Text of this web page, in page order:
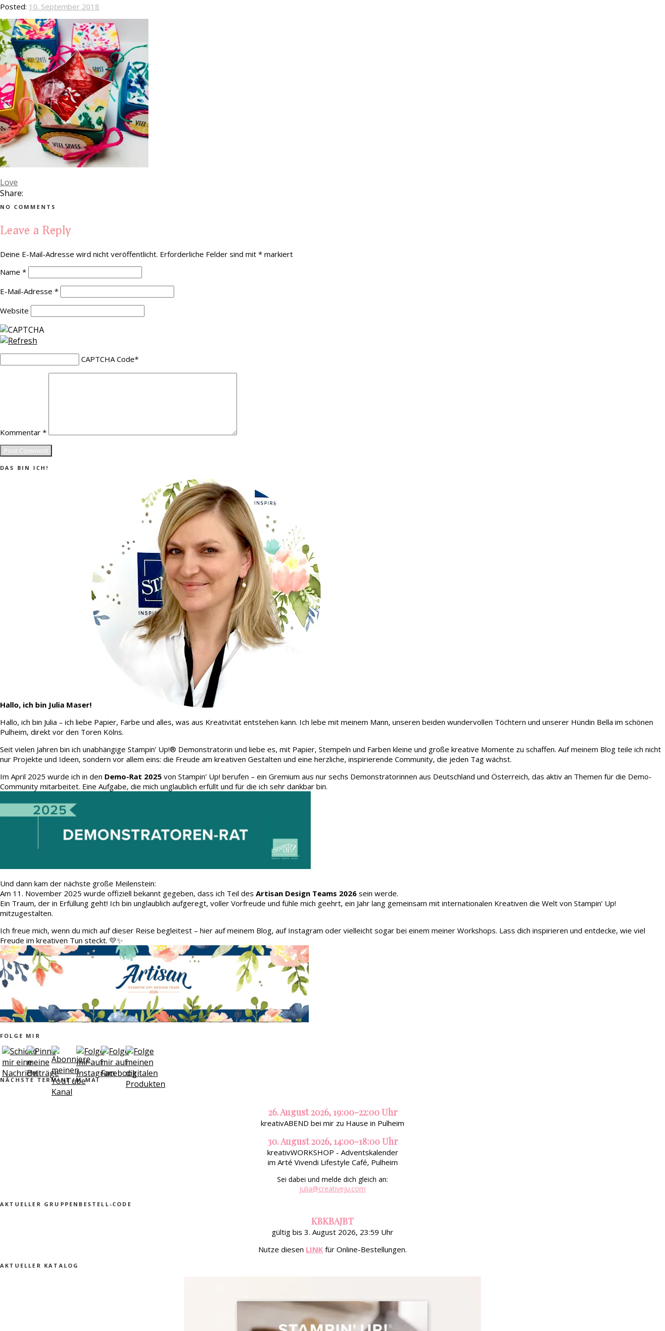
Posted: 10. September 2018
Love
Share:
NO COMMENTS
Leave a Reply
Deine E-Mail-Adresse wird nicht veröffentlicht. Erforderliche Felder sind mit * markiert
Name *
E-Mail-Adresse *
Website
CAPTCHA Code*
Kommentar *
DAS BIN ICH!
Hallo, ich bin Julia Maser!
Hallo, ich bin Julia – ich liebe Papier, Farbe und alles, was aus Kreativität entstehen kann. Ich lebe mit meinem Mann, unseren beiden wundervollen Töchtern und unserer Hündin Bella im schönen
Pulheim, direkt vor den Toren Kölns.
Seit vielen Jahren bin ich unabhängige Stampin’ Up!® Demonstratorin und liebe es, mit Papier, Stempeln und Farben kleine und große kreative Momente zu schaffen. Auf meinem Blog teile ich nicht
nur Projekte und Ideen, sondern vor allem eins: die Freude am kreativen Gestalten und eine herzliche, inspirierende Community, die jeden Tag wächst.
Im April 2025 wurde ich in den Demo-Rat 2025 von Stampin’ Up! berufen – ein Gremium aus nur sechs Demonstratorinnen aus Deutschland und Österreich, das aktiv an Themen für die Demo-
Community mitarbeitet. Eine Aufgabe, die mich unglaublich erfüllt und für die ich sehr dankbar bin.
Und dann kam der nächste große Meilenstein:
Am 11. November 2025 wurde offiziell bekannt gegeben, dass ich Teil des Artisan Design Teams 2026 sein werde.
Ein Traum, der in Erfüllung geht! Ich bin unglaublich aufgeregt, voller Vorfreude und fühle mich geehrt, ein Jahr lang gemeinsam mit internationalen Kreativen die Welt von Stampin’ Up!
mitzugestalten.
Ich freue mich, wenn du mich auf dieser Reise begleitest – hier auf meinem Blog, auf Instagram oder vielleicht sogar bei einem meiner Workshops. Lass dich inspirieren und entdecke, wie viel
Freude im kreativen Tun steckt. 💛✨
FOLGE MIR
NÄCHSTE TERMINE IM MAI
26. August 2026, 19:00-22:00 Uhr
kreativABEND bei mir zu Hause in Pulheim
30. August 2026, 14:00-18:00 Uhr
kreativWORKSHOP - Adventskalender
im Arté Vivendi Lifestyle Café, Pulheim
Sei dabei und melde dich gleich an:
julia@creativeju.com
AKTUELLER GRUPPENBESTELL-CODE
KBKBAJBT
gültig bis 3. August 2026, 23:59 Uhr
Nutze diesen LINK für Online-Bestellungen.
AKTUELLER KATALOG